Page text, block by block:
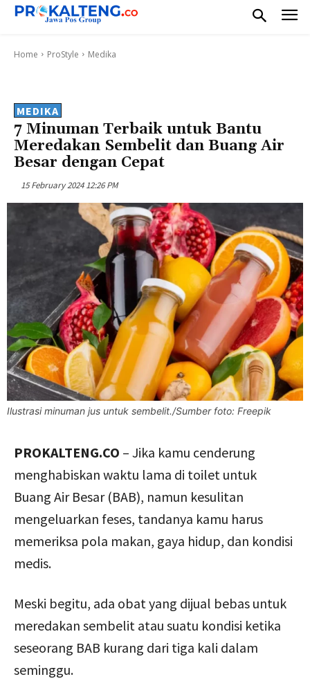
Home ProStyle Medika
MEDIKA
7 Minuman Terbaik untuk Bantu
Meredakan Sembelit dan Buang Air
Besar dengan Cepat
15 February 2024 12:26 PM
Ilustrasi minuman jus untuk sembelit./Sumber foto: Freepik
PROKALTENG.CO – Jika kamu cenderung
menghabiskan waktu lama di toilet untuk
Buang Air Besar (BAB), namun kesulitan
mengeluarkan feses, tandanya kamu harus
memeriksa pola makan, gaya hidup, dan kondisi
medis.
Meski begitu, ada obat yang dijual bebas untuk
meredakan sembelit atau suatu kondisi ketika
seseorang BAB kurang dari tiga kali dalam
seminggu.